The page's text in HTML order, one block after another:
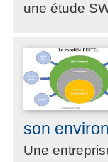
une étude
son
Une